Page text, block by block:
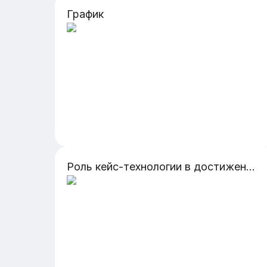
График
Роль кейс-технологии в достижении предметных результатов на уроках ОБиЗР